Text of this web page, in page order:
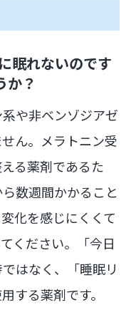
眠れないのです
か？
や非ベンゾジアゼ
ん。メラトニン受
る薬剤であるた
数週間かかること
化を感じにくくて
ください。「今日
はなく、「睡眠リ
する薬剤です。